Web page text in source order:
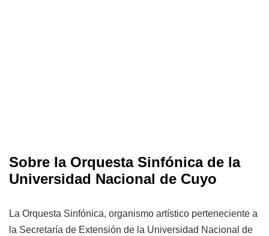
Sobre la Orquesta Sinfónica de la
Universidad Nacional de Cuyo
La Orquesta Sinfónica, organismo artístico perteneciente a
la Secretaría de Extensión de la Universidad Nacional de